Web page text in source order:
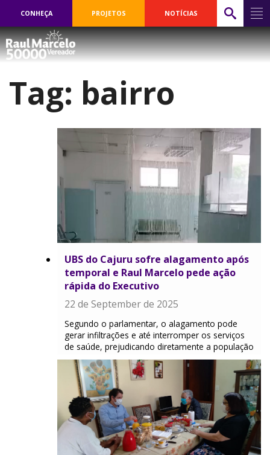
CONHEÇA PROJETOS NOTÍCIAS
Tag: bairro
​UBS do Cajuru sofre alagamento após
temporal e Raul Marcelo pede ação
rápida do Executivo
22 de September de 2025
Segundo o parlamentar, o alagamento pode
gerar infiltrações e até interromper os serviços
de saúde, prejudicando diretamente a população